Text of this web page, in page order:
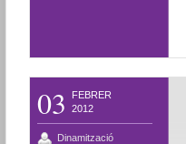
03
FEBRER
2012
Dinamització